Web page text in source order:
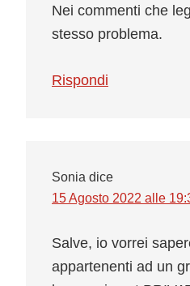
Nei commenti che
stesso problema.
Rispondi
Sonia dice
15 Agosto 2022 alle
Salve, io vorrei
appartenenti ad un